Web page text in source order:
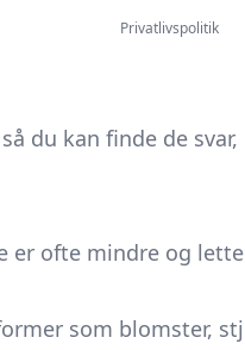
du kan finde de
ofte mindre og
som blomster,
Privatlivspolitik